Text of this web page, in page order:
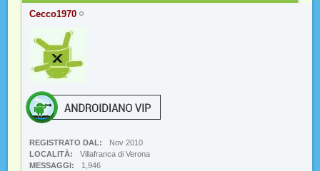
Cecco1970
REGISTRATO DAL
Nov 2010
LOCALITÀ
Villafranca di Verona
MESSAGGI
1,946